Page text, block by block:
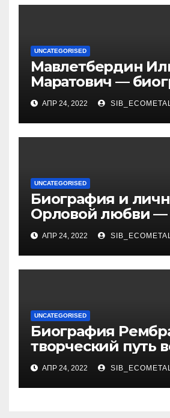
UNCATEGORISED
Мавлетбердин
Маратович —
достижения
российского
бизнесмена
АПР 24, 2022 SIB_ECOMETAL
UNCATEGORISED
Биография и
Орловой любви —
достижения,
радости
АПР 24, 2022 SIB_ECOMETAL
UNCATEGORISED
Биография
творческий путь
художника
АПР 24, 2022 SIB_ECOMETAL